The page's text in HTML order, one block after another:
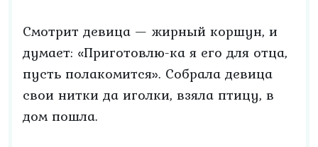
Смотрит девица — жирный коршун, и
думает: «Приготовлю-ка я его для отца,
пусть полакомится». Собрала девица
свои нитки да иголки, взяла птицу, в
дом пошла.